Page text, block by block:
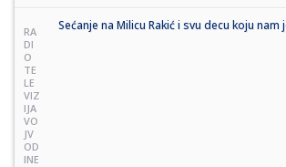
RA
DI
O
TE
LE
VIZ
IJA
VO
JV
OD
INE
Sećanje na Milicu Rakić i svu decu koju